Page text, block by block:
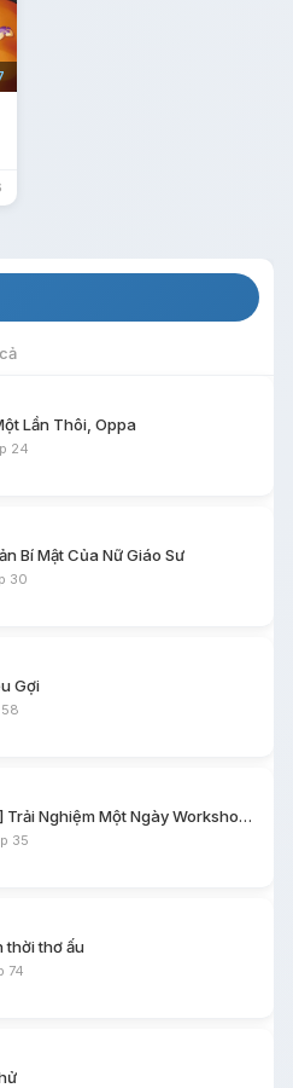
Lần Thôi, Oppa
24
Bí Mật Của Nữ Giáo Sư
30
Gợi
[KHÔNG CHE] Trải Nghiệm Một Ngày Workshop BDSM
35
thời thơ ấu
74